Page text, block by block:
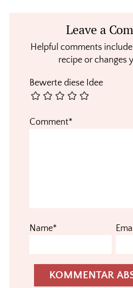
InteractionsLeave a
Helpful comments
recipe or changes
Bewerte diese Idee
Comment*
Name*